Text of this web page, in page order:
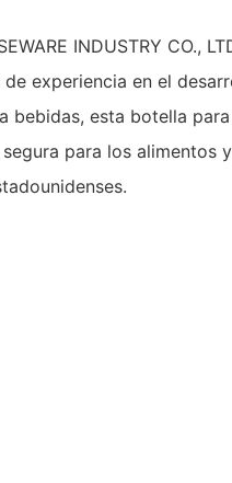
INDUSTRY CO.,
experiencia en el
bebidas, esta botella
para los alimentos